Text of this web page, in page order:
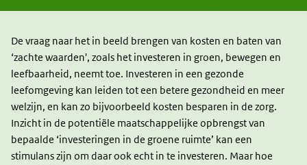
De vraag naar het in beeld brengen van kosten en baten van
‘zachte waarden', zoals het investeren in groen, bewegen en
leefbaarheid, neemt toe. Investeren in een gezonde
leefomgeving kan leiden tot een betere gezondheid en meer
welzijn, en kan zo bijvoorbeeld kosten besparen in de zorg.
Inzicht in de potentiële maatschappelijke opbrengst van
bepaalde ‘investeringen in de groene ruimte’ kan een
stimulans zijn om daar ook echt in te investeren. Maar hoe